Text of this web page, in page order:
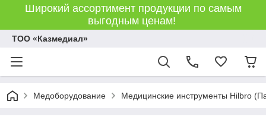
Широкий ассортимент продукции по самым
выгодным ценам!
ТОО «Казмедиал»
Медоборудование Медицинские инструменты Hilbro